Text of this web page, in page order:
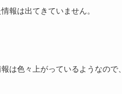
報は出てきていません。
報は色々上がっているようなので